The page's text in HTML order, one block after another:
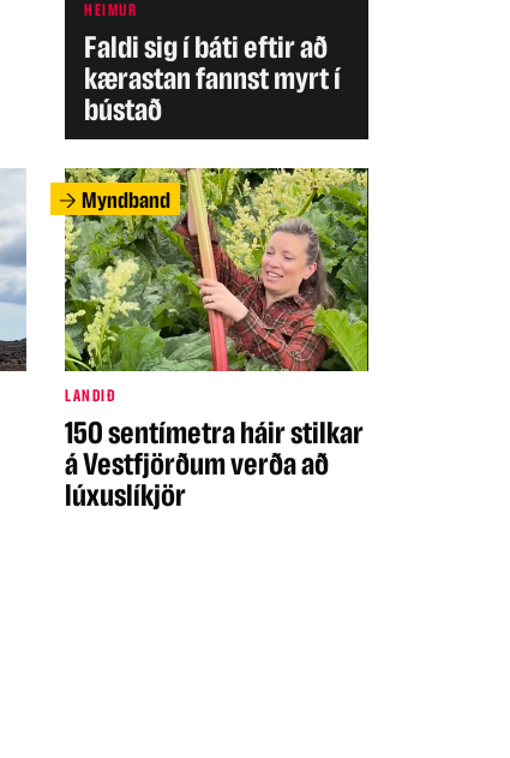
HEIMUR
Faldi sig í báti eftir að
kærastan fannst myrt í
bústað
Myndband
LANDIÐ
150 sentímetra háir stilkar
á Vestfjörðum verða að
lúxuslíkjör